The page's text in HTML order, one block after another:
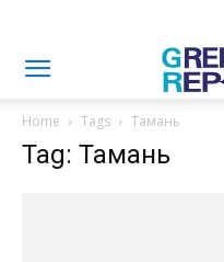
Home Tags Тамань
Tag: Тамань